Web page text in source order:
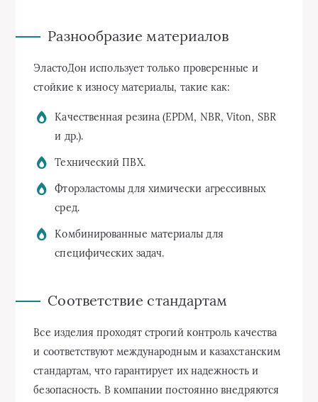
Разнообразие материалов
ЭластоДон использует только проверенные и
стойкие к износу материалы, такие как:
Качественная резина (EPDM, NBR, Viton, SBR
и др.).
Технический ПВХ.
Фторэластомы для химически агрессивных
сред.
Комбинированные материалы для
специфических задач.
Соответствие стандартам
Все изделия проходят строгий контроль качества
и соответствуют международным и казахстанским
стандартам, что гарантирует их надежность и
безопасность. В компании постоянно внедряются